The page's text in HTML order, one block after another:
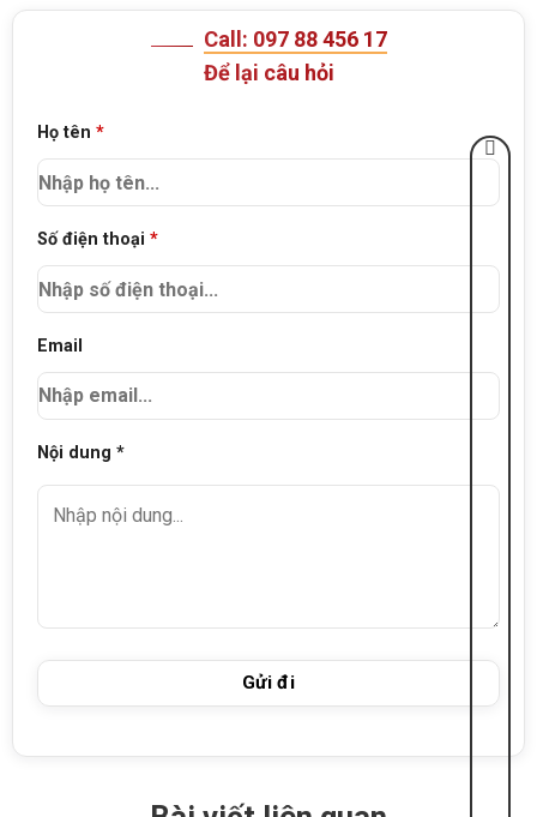
Call: 097 88 456 17
Để lại câu hỏi
Họ tên *
Số điện thoại *
Email
Nội dung *